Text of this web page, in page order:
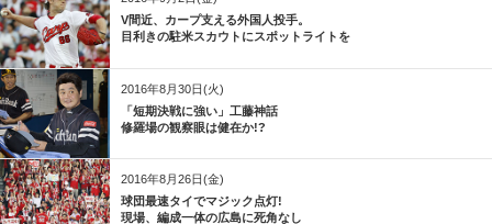
V間近、カープ支える外国人投手。
目利きの駐米スカウトにスポットライトを
2016年8月30日(火)
「短期決戦に強い」工藤神話
修羅場の観察眼は健在か!?
2016年8月26日(金)
球団最速タイでマジック点灯!
現場、編成一体の広島に死角なし